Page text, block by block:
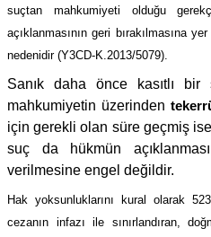
suçtan mahkumiyeti olduğu
açıklanmasının geri bırakılmasına
nedenidir (Y3CD-K.2013/5079).
Sanık daha önce kasıtlı
mahkumiyetin üzerinden
için gerekli olan süre geçmiş
suç da hükmün
verilmesine engel değildir.
Hak yoksunluklarını kural olarak
cezanın infazı ile sınırlandıran,